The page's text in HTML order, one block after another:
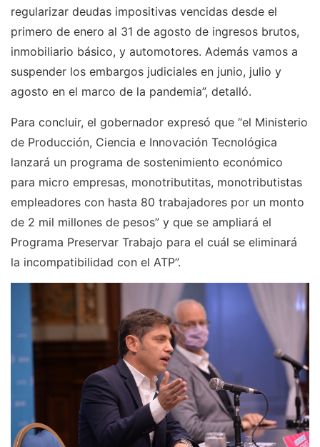
regularizar deudas impositivas vencidas desde el
primero de enero al 31 de agosto de ingresos brutos,
inmobiliario básico, y automotores. Además vamos a
suspender los embargos judiciales en junio, julio y
agosto en el marco de la pandemia”, detalló.
Para concluir, el gobernador expresó que “el Ministerio
de Producción, Ciencia e Innovación Tecnológica
lanzará un programa de sostenimiento económico
para micro empresas, monotributitas, monotributistas
empleadores con hasta 80 trabajadores por un monto
de 2 mil millones de pesos” y que se ampliará el
Programa Preservar Trabajo para el cuál se eliminará
la incompatibilidad con el ATP”.